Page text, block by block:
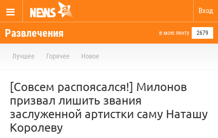
Вход
Развлечения в мою ленту 2679
Лучшее Горячее Новое
[Совсем распоясался!] Милонов
призвал лишить звания
заслуженной артистки саму Наташу
Королеву